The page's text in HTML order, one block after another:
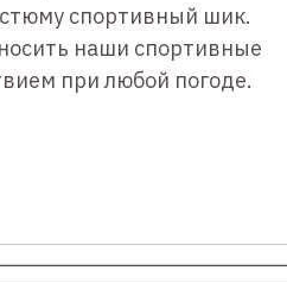
спортивный шик.
наши спортивные
при любой погоде.